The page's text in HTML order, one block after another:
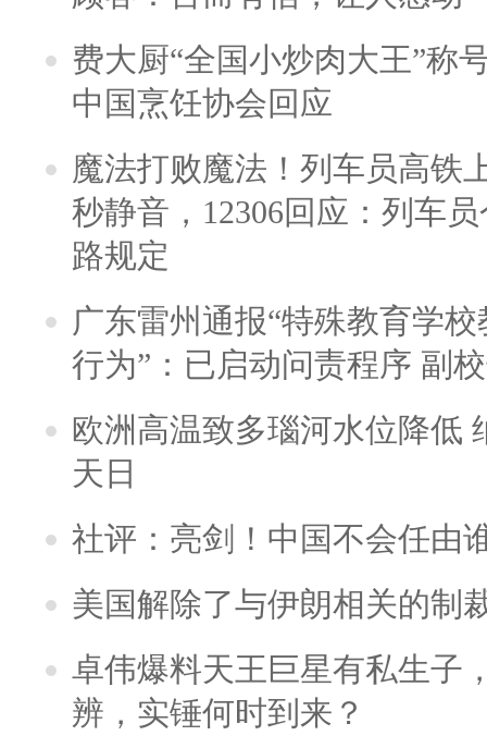
费大厨“全国小炒肉大王”称
中国烹饪协会回应
魔法打败魔法！列车员高铁
秒静音，12306回应：列车
路规定
广东雷州通报“特殊教育学
行为”：已启动问责程序 副
欧洲高温致多瑙河水位降低
天日
社评：亮剑！中国不会任由
美国解除了与伊朗相关的制
卓伟爆料天王巨星有私生子
辨，实锤何时到来？